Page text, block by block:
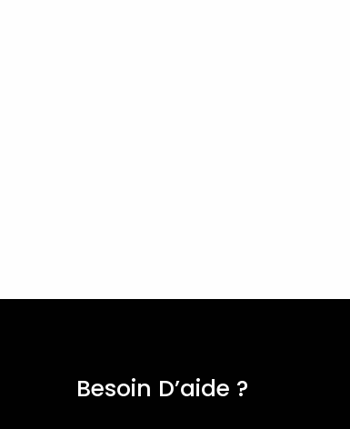
Besoin D’aide ?